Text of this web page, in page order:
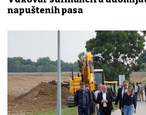
napuštenih pasa